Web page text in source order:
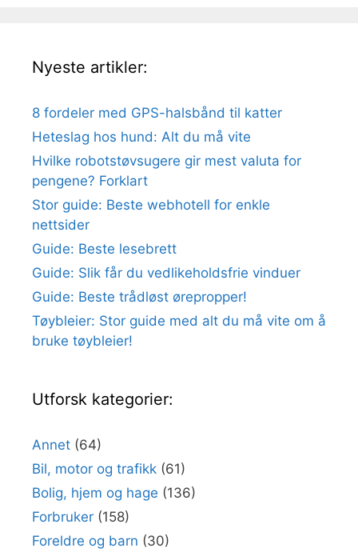
Nyeste artikler:
8 fordeler med GPS-halsbånd til katter
Heteslag hos hund: Alt du må vite
Hvilke robotstøvsugere gir mest valuta for
pengene? Forklart
Stor guide: Beste webhotell for enkle
nettsider
Guide: Beste lesebrett
Guide: Slik får du vedlikeholdsfrie vinduer
Guide: Beste trådløst ørepropper!
Tøybleier: Stor guide med alt du må vite om å
bruke tøybleier!
Utforsk kategorier:
Annet (64)
Bil, motor og trafikk (61)
Bolig, hjem og hage (136)
Forbruker (158)
Foreldre og barn (30)